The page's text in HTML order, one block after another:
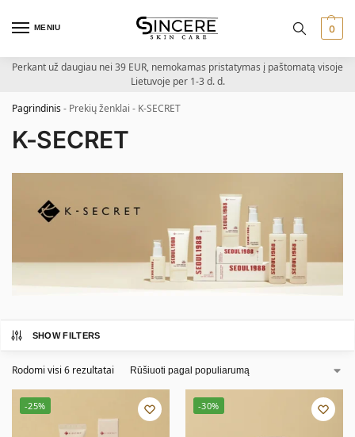
MENIU 0
Perkant už daugiau nei 39 EUR, nemokamas pristatymas į paštomatą visoje
Lietuvoje per 1-3 d. d.
Pagrindinis- Prekių ženklai - K-SECRET
K-SECRET
SHOW FILTERS
Rodomi visi 6 rezultatai
-25% -30%